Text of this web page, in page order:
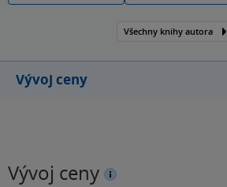
Všechny knihy autora
Vývoj ceny
Vývoj ceny